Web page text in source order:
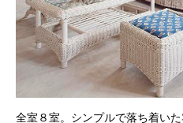
全室８室。シンプルで落ち着いた